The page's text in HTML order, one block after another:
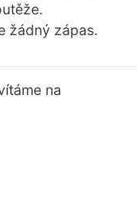
žádný zápas.
na